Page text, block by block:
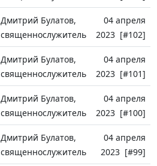
Дмитрий Булатов,
священнослужитель
04 апреля
2023 [#102]
Дмитрий Булатов,
священнослужитель
04 апреля
2023 [#101]
Дмитрий Булатов,
священнослужитель
04 апреля
2023 [#100]
Дмитрий Булатов,
священнослужитель
04 апреля
2023 [#99]